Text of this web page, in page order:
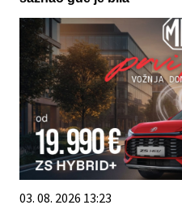
03. 08. 2026 13:23